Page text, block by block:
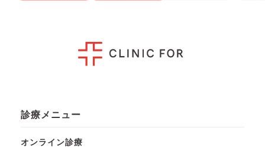
診療メニュー
オンライン診療